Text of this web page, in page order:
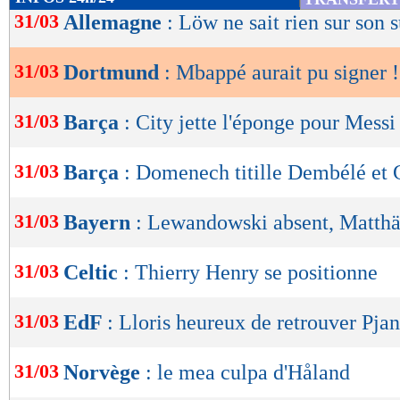
de
OK
31/03 Allemagne : Löw ne sait rien sur son
31/03 Dortmund : Mbappé aurait pu signer !
31/03 Barça : City jette l'éponge pour Messi
31/03 Barça : Domenech titille Dembélé et
31/03 Bayern : Lewandowski absent,
31/03 Celtic : Thierry Henry se positionne
31/03 EdF : Lloris heureux de retrouver
31/03 Norvège : le mea culpa d'Håland